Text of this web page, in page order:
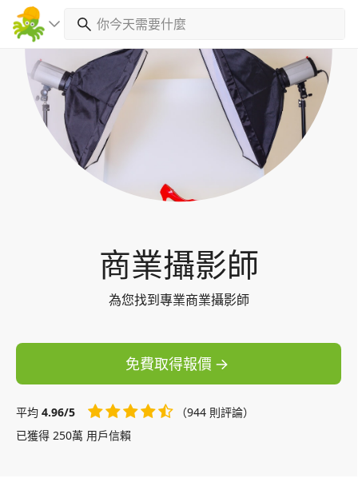
商業攝影師
為您找到專業商業攝影師
免費取得報價
平均 4.96/5
（944 則評論）
已獲得 250萬 用戶信賴